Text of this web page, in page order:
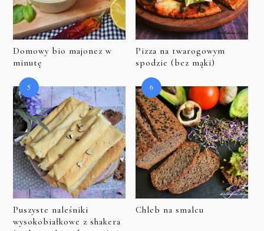
Domowy bio majonez w
minutę
Pizza na twarogowym
spodzie (bez mąki)
Puszyste naleśniki
wysokobiałkowe z shakera
Chleb na smalcu